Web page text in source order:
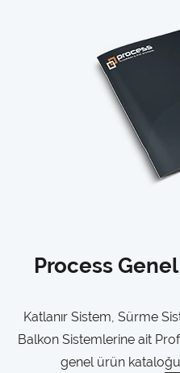
Process
Katlanır Sistem, Sürme
Balkon Sistemlerine ait
genel ürün